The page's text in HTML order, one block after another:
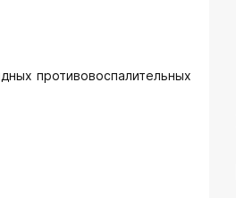
противовоспалительных